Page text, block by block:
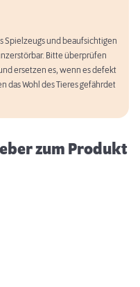
Spielzeugs und beaufsichtigen
Bitte überprüfen
ersetzen es, wenn es defekt
das Wohl des Tieres gefährdet
zum Produkt